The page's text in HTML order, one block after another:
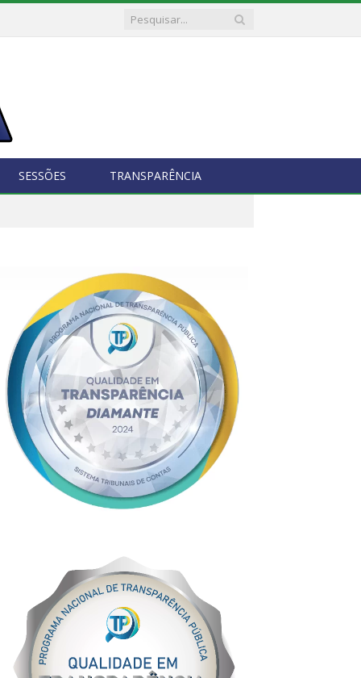
SESSÕES TRANSPARÊNCIA